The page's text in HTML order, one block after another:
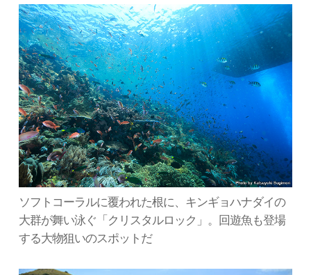
ソフトコーラルに覆われた根に、キンギョハナダイの
大群が舞い泳ぐ「クリスタルロック」。回遊魚も登場
する大物狙いのスポットだ